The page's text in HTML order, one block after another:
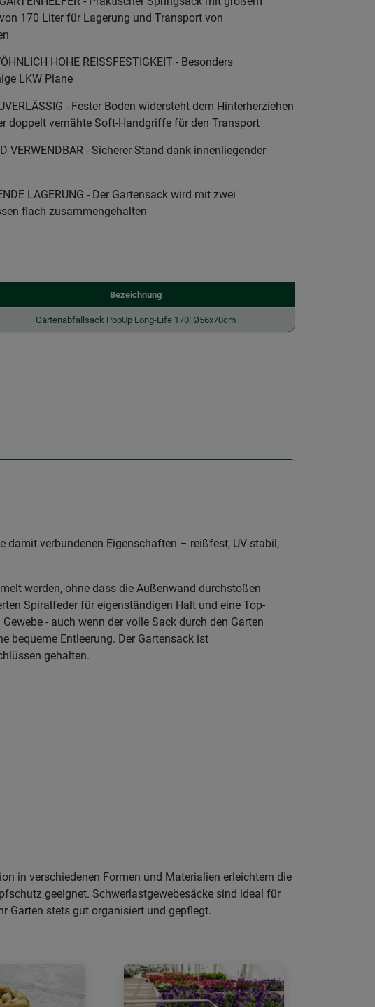
170 Liter für Lagerung und Transport von
HOHE REISSFESTIGKEIT - Besonders
LKW Plane
- Fester Boden widersteht dem Hinterherziehen
doppelt vernähte Soft-Handgriffe für den Transport
VERWENDBAR - Sicherer Stand dank innenliegender
LAGERUNG - Der Gartensack wird mit zwei
flach zusammengehalten
Bezeichnung
Gartenabfallsack PopUp Long-Life 170l Ø56x70cm
damit verbundenen Eigenschaften – reißfest, UV-stabil,
werden, ohne dass die Außenwand durchstoßen
Spiralfeder für eigenständigen Halt und eine Top-
- auch wenn der volle Sack durch den Garten
bequeme Entleerung. Der Gartensack ist
gehalten.
in verschiedenen Formen und Materialien erleichtern die
geeignet. Schwerlastgewebesäcke sind ideal für
Garten stets gut organisiert und gepflegt.